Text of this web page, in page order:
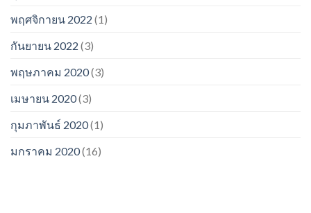
พฤศจิกายน 2022 (1)
กันยายน 2022 (3)
พฤษภาคม 2020(3)
เมษายน 2020(3)
กุมภาพันธ์ 2020(1)
มกราคม 2020(16)